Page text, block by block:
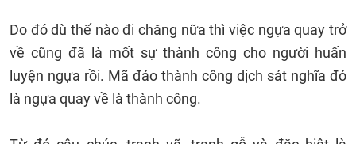
Do đó dù thế nào đi chăng nữa thì việc ngựa quay trở
về cũng đã là mốt sự thành công cho người huấn
luyện ngựa rồi. Mã đáo thành công dịch sát nghĩa đó
là ngựa quay về là thành công.